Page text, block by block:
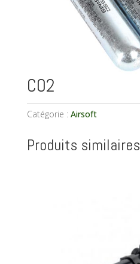
CO2
Catégorie : Airsoft
Produits similaires